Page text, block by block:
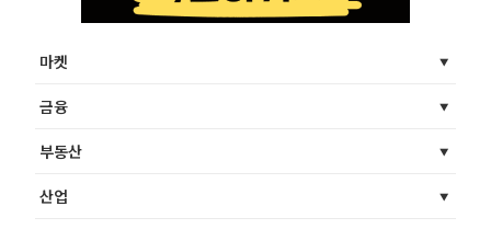
마켓
금융
부동산
산업